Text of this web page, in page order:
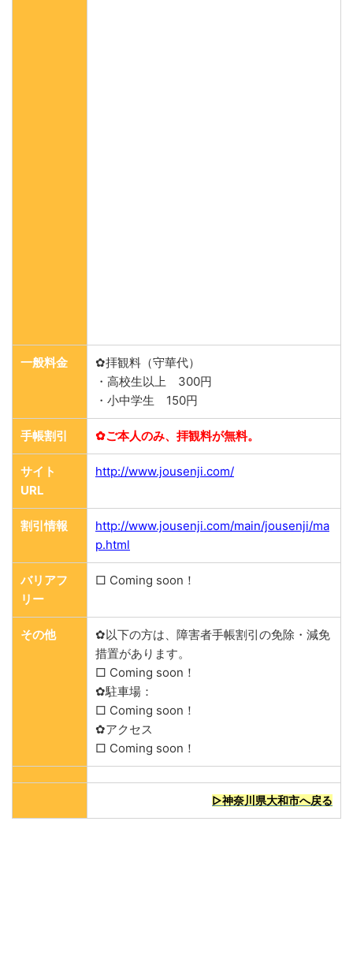
一般料金
✿拝観料（守華代）
・高校生以上 300円
・小中学生 150円
手帳割引 ✿ご本人のみ、拝観料が無料。
サイト
URL
http://www.jousenji.com/
割引情報
http://www.jousenji.com/main/jousenji/ma
p.html
バリアフ
リー
□ Coming soon！
その他
✿以下の方は、障害者手帳割引の免除・減免
措置があります。
□ Coming soon！
✿駐車場：
□ Coming soon！
✿アクセス
□ Coming soon！
▷神奈川県大和市へ戻る